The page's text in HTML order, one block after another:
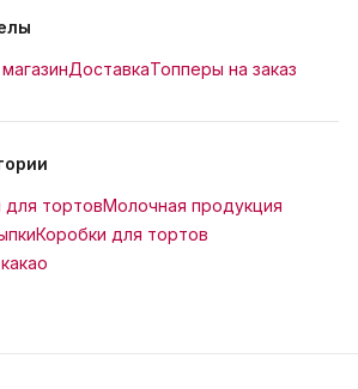
ДоставкаТопперы на заказ
тортовМолочная продукция
Коробки для тортов